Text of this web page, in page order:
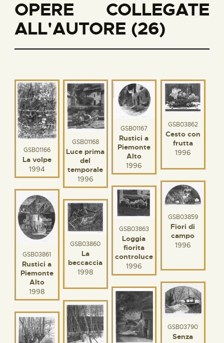
OPERE COLLEGATE
ALL'AUTORE (26)
GSB01166
La volpe
1994
GSB01168
Luce prima
del
temporale
1996
GSB01167
Rustici a
Piemonte
Alto
1996
GSB03862
Cesto con
frutta
1996
GSB03859
Fiori di
campo
1996
GSB03863
Loggia
fiorita
controluce
1996
GSB03861
Rustici a
Piemonte
Alto
1998
GSB03860
La
beccaccia
1998
GSB03790
Senza